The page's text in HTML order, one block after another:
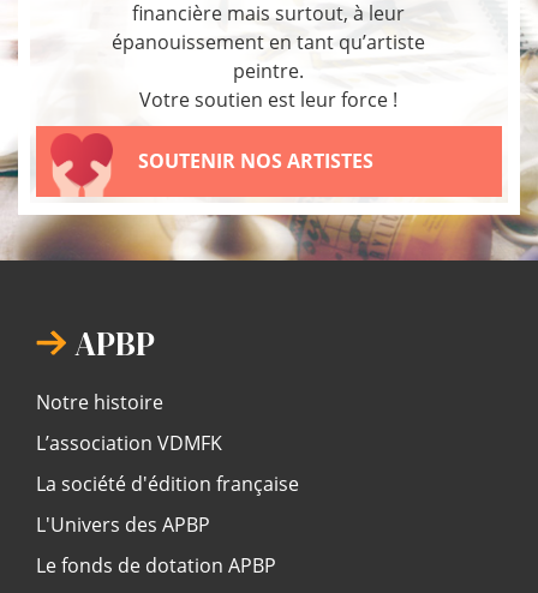
financière mais surtout, à leur
épanouissement en tant qu’artiste
peintre.
Votre soutien est leur force !
SOUTENIR NOS ARTISTES
APBP
Notre histoire
L’association VDMFK
La société d'édition française
L'Univers des APBP
Le fonds de dotation APBP